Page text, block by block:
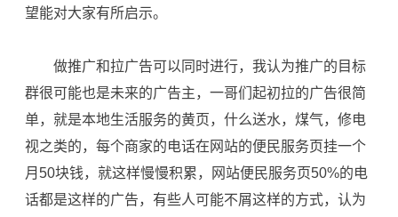
望能对大家有所启示。
做推广和拉广告可以同时进行，我认为推广的目标
群很可能也是未来的广告主，一哥们起初拉的广告很简
单，就是本地生活服务的黄页，什么送水，煤气，修电
视之类的，每个商家的电话在网站的便民服务页挂一个
月50块钱，就这样慢慢积累，网站便民服务页50%的电
话都是这样的广告，有些人可能不屑这样的方式，认为